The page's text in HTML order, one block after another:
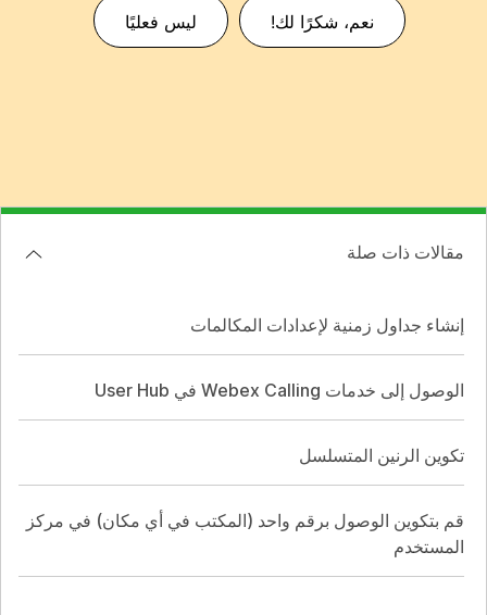
نعم، شكرًا لك! ليس فعليًا
مقالات ذات صلة
إنشاء جداول زمنية لإعدادات المكالمات
الوصول إلى خدمات Webex Calling في User Hub
تكوين الرنين المتسلسل
قم بتكوين الوصول برقم واحد (المكتب في أي مكان) في مركز
المستخدم